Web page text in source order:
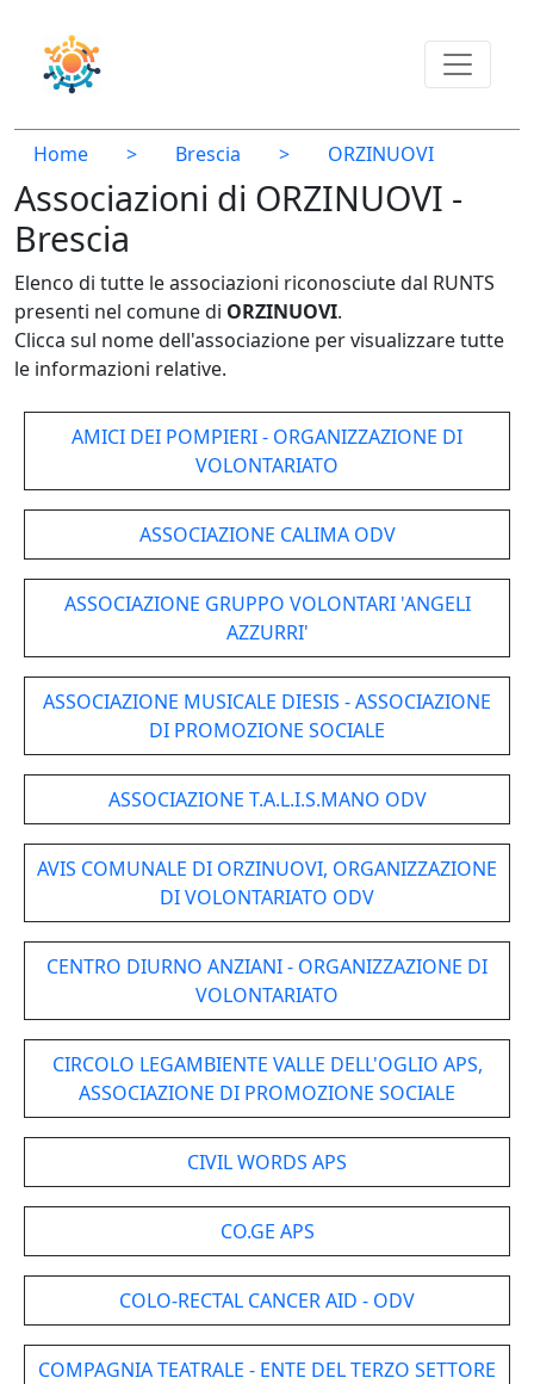
Home > Brescia > ORZINUOVI
Associazioni di ORZINUOVI -
Brescia
Elenco di tutte le associazioni riconosciute dal RUNTS
presenti nel comune di ORZINUOVI.
Clicca sul nome dell'associazione per visualizzare tutte
le informazioni relative.
AMICI DEI POMPIERI - ORGANIZZAZIONE DI
VOLONTARIATO
ASSOCIAZIONE CALIMA ODV
ASSOCIAZIONE GRUPPO VOLONTARI 'ANGELI
AZZURRI'
ASSOCIAZIONE MUSICALE DIESIS - ASSOCIAZIONE
DI PROMOZIONE SOCIALE
ASSOCIAZIONE T.A.L.I.S.MANO ODV
AVIS COMUNALE DI ORZINUOVI, ORGANIZZAZIONE
DI VOLONTARIATO ODV
CENTRO DIURNO ANZIANI - ORGANIZZAZIONE DI
VOLONTARIATO
CIRCOLO LEGAMBIENTE VALLE DELL'OGLIO APS,
ASSOCIAZIONE DI PROMOZIONE SOCIALE
CIVIL WORDS APS
CO.GE APS
COLO-RECTAL CANCER AID - ODV
COMPAGNIA TEATRALE - ENTE DEL TERZO SETTORE